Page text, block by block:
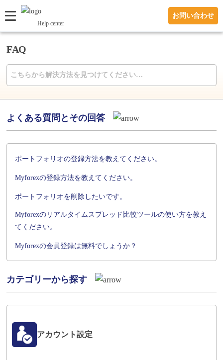
Help center
お問い合わせ
FAQ
よくある質問とその回答
ポートフォリオの登録方法を教えてください。
Myforexの登録方法を教えてください。
ポートフォリオを削除したいです。
Myforexのリアルタイムスプレッド比較ツールの使い方を教え
てください。
Myforexの会員登録は無料でしょうか？
カテゴリーから探す
アカウント設定